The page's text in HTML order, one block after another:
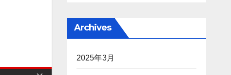
Archives
2025年3月